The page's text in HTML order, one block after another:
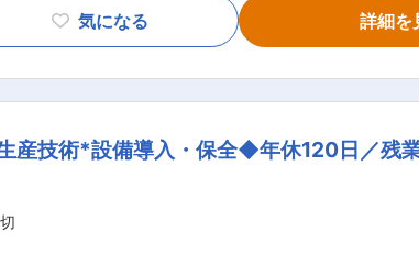
を伴う出張は平均すると月に1〜2回程度。1回の
度（出勤した場合は代休取得） ■業務概要 お客様の事業所にて、LPガス（液化
には取引拡大に向けた提案にも取り組んでいただく予定です。
覚えて頂きます。 独り立ちするための資格取得
気になる 詳細を
産技術*設備導入・保全◆年休120日／残